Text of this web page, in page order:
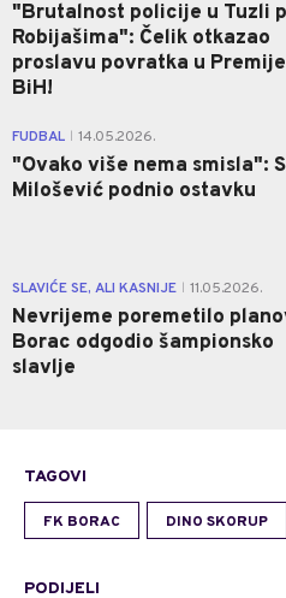
"Brutalnost policije u Tuzli
Robijašima": Čelik otkazao
proslavu povratka u
BiH!
FUDBAL 14.05.2026.
"Ovako više nema smisla":
Milošević podnio ostavku
SLAVIĆE SE, ALI KASNIJE 11.05.2026.
Nevrijeme poremetilo
Borac odgodio šampionsko
slavlje
TAGOVI
FK BORAC DINO SKORUP
PODIJELI